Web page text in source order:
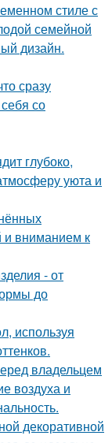
стиле с
семейной
дизайн.
сразу
со
глубоко,
уюта и
и вниманием к
- от
до
используя
владельцем
воздуха и
декоративной